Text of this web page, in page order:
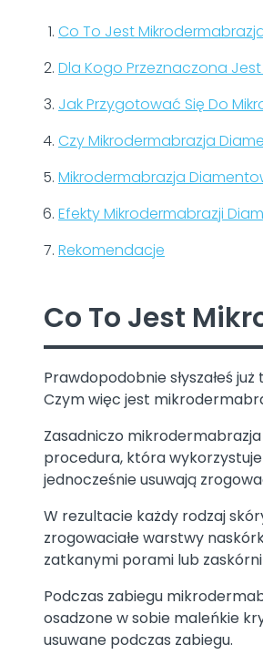
Co To Jest
Dla Kogo Przeznaczona
Jak Przygotować Się Do
Czy Mikrodermabrazja
Mikrodermabrazja
Efekty Mikrodermabrazji
Rekomendacje
Co To Jest
Prawdopodobnie słyszałeś
Czym więc jest
Zasadniczo
procedura, która
jednocześnie usuwają
W rezultacie każdy rodzaj
zrogowaciałe warstwy
zatkanymi porami lub
Podczas zabiegu
osadzone w sobie maleńkie
usuwane podczas zabiegu.